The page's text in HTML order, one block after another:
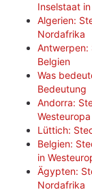
Inselstaat
Algerien:
Nordafrika
Antwerpen:
Belgien
Was
Bedeutung
Andorra:
Westeuropa
Lüttich:
Belgien:
in
Ägypten:
Nordafrika